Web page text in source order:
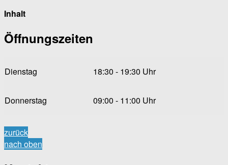
Inhalt
Öffnungszeiten
Dienstag 18:30 - 19:30 Uhr
Donnerstag 09:00 - 11:00 Uhr
zurück
nach oben